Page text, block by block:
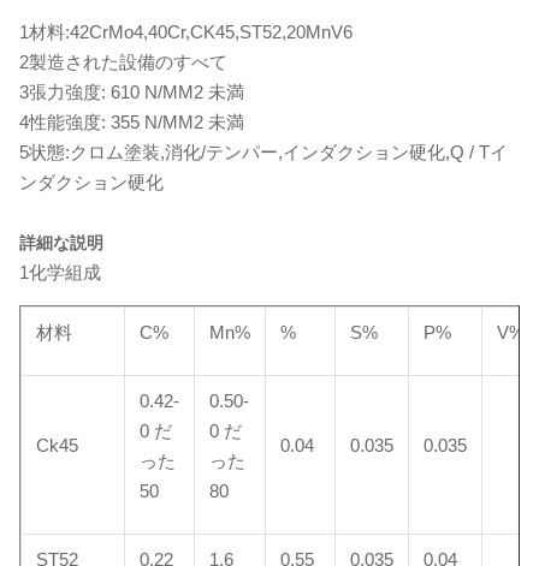
1材料:42CrMo4,40Cr,CK45,ST52,20MnV6
2製造された設備のすべて
3張力強度: 610 N/MM2 未満
4性能強度: 355 N/MM2 未満
5状態:クロム塗装,消化/テンパー,インダクション硬化,Q / Tイ
ンダクション硬化
詳細な説明
1化学組成
材料 C% Mn% % S% P% V%
Ck45
0.42-
0 だ
った
50
0.50-
0 だ
った
80
0.04 0.035 0.035
ST52 0.22 1.6 0.55 0.035 0.04